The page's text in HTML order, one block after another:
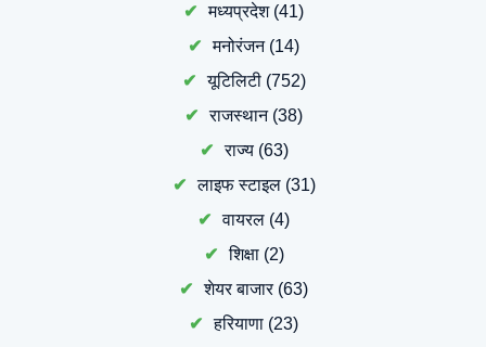
मध्यप्रदेश(41)
मनोरंजन(14)
यूटिलिटी(752)
राजस्थान(38)
राज्य(63)
लाइफ स्टाइल(31)
वायरल (4)
शिक्षा(2)
शेयर बाजार(63)
हरियाणा (23)